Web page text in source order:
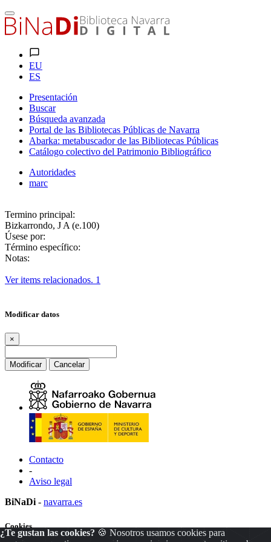
EU
ES
Presentación
Buscar
Búsqueda avanzada
Portal de las Bibliotecas Públicas de Navarra
Abarka: metabuscador de las Bibliotecas Públicas
Catálogo colectivo del Patrimonio Bibliográfico
Autoridades
marc
Termino principal:
Bizkarrondo, J A (e.100)
Úsese por:
Término específico:
Notas:
Ver items relacionados. 1
Modificar datos
×
Modificar Cancelar
Contacto
-
Aviso legal
BiNaDi - navarra.es
¿Te gustan las cookies? 🍪 Nosotros usamos cookies para
Cookies